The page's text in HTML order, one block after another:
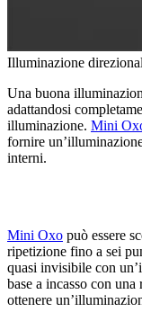
Illuminazione
Una buona
adattandosi
illuminazione. Mini
fornire
interni.
Mini Oxo può essere
ripetizione fino a sei
quasi invisibile con
base a incasso con
ottenere